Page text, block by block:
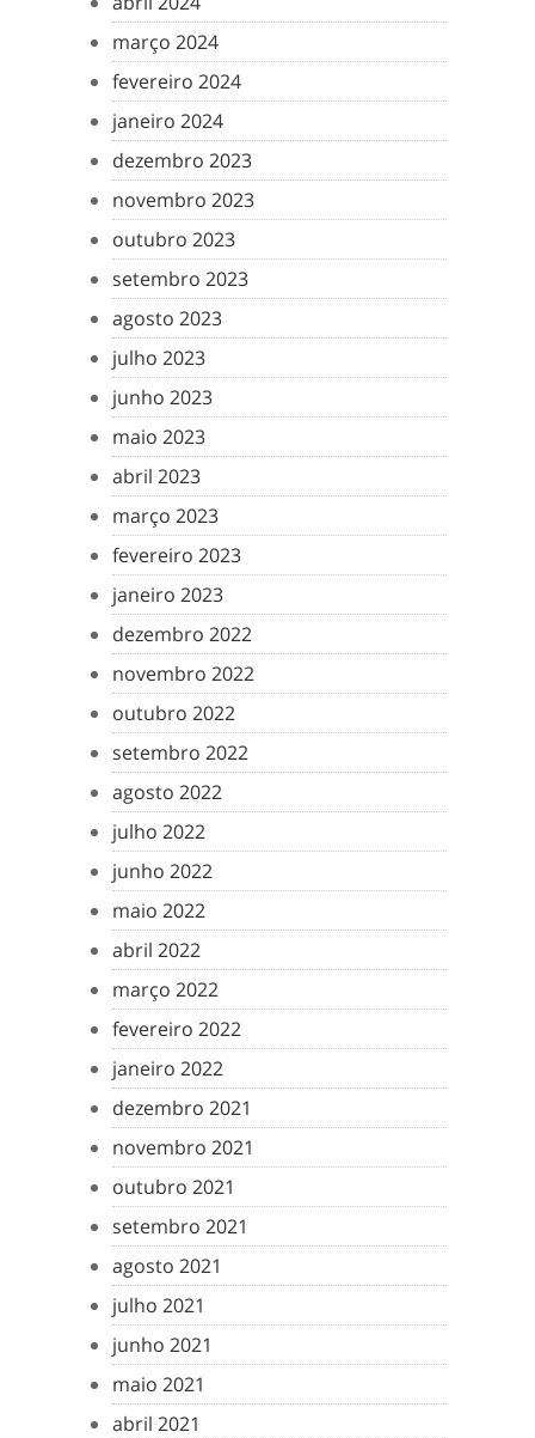
março 2024
fevereiro 2024
janeiro 2024
dezembro 2023
novembro 2023
outubro 2023
setembro 2023
agosto 2023
julho 2023
junho 2023
maio 2023
abril 2023
março 2023
fevereiro 2023
janeiro 2023
dezembro 2022
novembro 2022
outubro 2022
setembro 2022
agosto 2022
julho 2022
junho 2022
maio 2022
abril 2022
março 2022
fevereiro 2022
janeiro 2022
dezembro 2021
novembro 2021
outubro 2021
setembro 2021
agosto 2021
julho 2021
junho 2021
maio 2021
abril 2021